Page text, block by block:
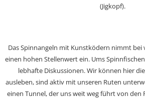
(Jigkopf).
Das Spinnangeln mit Kunstködern nimmt bei
einen hohen Stellenwert ein. Ums
lebhafte Diskussionen. Wir können hier
ausleben, sind aktiv mit unseren Ruten
einen Tunnel, der uns weit weg führt von den